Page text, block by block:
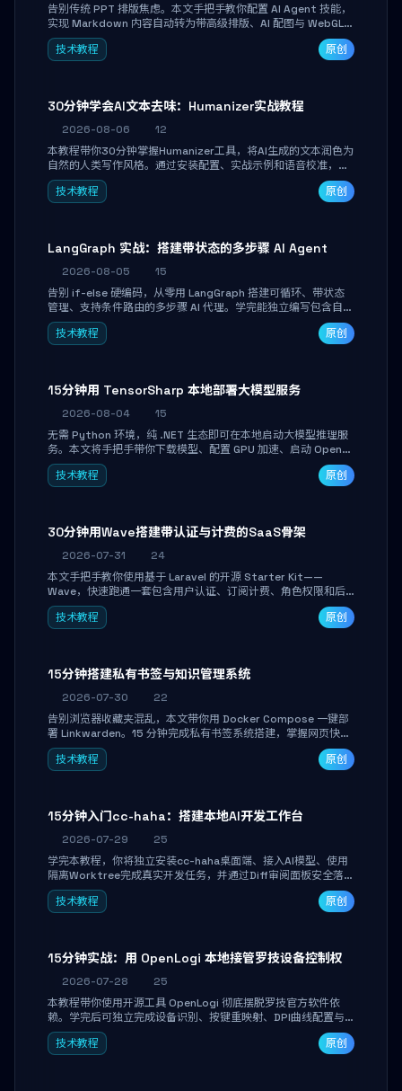
告别传统 PPT 排版焦虑。本文手把手教你配置 AI Agent 技能，
实现 Markdown 内容自动转为带高级排版、AI 配图与 WebGL
运行时的 HTML 幻灯片。只需专注内容，10 分钟即可产出可投
屏的专业级演示文稿。
技术教程 原创
30分钟学会AI文本去味：Humanizer实战教程
2026-08-06
12
本教程带你30分钟掌握Humanizer工具，将AI生成的文本润色为
自然的人类写作风格。通过安装配置、实战示例和语音校准，让
你的内容告别AI痕迹，匹配个人写作习惯，适合内容创作者和技
术博主。
技术教程 原创
LangGraph 实战：搭建带状态的多步骤 AI Agent
2026-08-05
15
告别 if-else 硬编码，从零用 LangGraph 搭建可循环、带状态
管理、支持条件路由的多步骤 AI 代理。学完能独立编写包含自动
决策、工具调用和持久化状态的复杂工作流，并避开递归溢出、
状态丢失等常见坑点。
技术教程 原创
15分钟用 TensorSharp 本地部署大模型服务
2026-08-04
15
无需 Python 环境，纯 .NET 生态即可在本地启动大模型推理服
务。本文将手把手带你下载模型、配置 GPU 加速、启动 OpenAI
兼容 API，并在 C# 业务代码中无缝调用。数据不出网，零门槛
搞定本地 LLM 部署。
技术教程 原创
30分钟用Wave搭建带认证与计费的SaaS骨架
2026-07-31
24
本文手把手教你使用基于 Laravel 的开源 Starter Kit——
Wave，快速跑通一套包含用户认证、订阅计费、角色权限和后
台管理的完整 SaaS 骨架。附带 Stripe 测试支付对接与自定义
业务页面开发实战，助你省去重复基建时间，将精力聚焦于核心
技术教程 原创
15分钟搭建私有书签与知识管理系统
2026-07-30
22
告别浏览器收藏夹混乱，本文带你用 Docker Compose 一键部
署 Linkwarden。15 分钟完成私有书签系统搭建，掌握网页快照
归档、高亮批注、分类管理与全文搜索。适合开发者与知识工作
者打造个人知识库，资料统一归档，随时检索。
技术教程 原创
15分钟入门cc-haha：搭建本地AI开发工作台
2026-07-29
25
学完本教程，你将独立安装cc-haha桌面端、接入AI模型、使用
隔离Worktree完成真实开发任务，并通过Diff审阅面板安全落地
AI代码改写。告别终端黑盒操作，让AI在沙箱环境中工作，你只
做审阅和决策。
技术教程 原创
15分钟实战：用 OpenLogi 本地接管罗技设备控制权
2026-07-28
25
本教程带你使用开源工具 OpenLogi 彻底摆脱罗技官方软件依
赖。学完后可独立完成设备识别、按键重映射、DPI曲线配置与
SmartShift调节，实现完全离线控制，保护隐私并释放硬件性
能。
技术教程 原创